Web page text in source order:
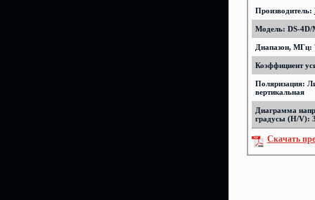
Производитель:
Модель: DS-
Диапазон, МГц:
Коэффициент
Поляризация:
вертикальная
Диаграмма
градусы (H/V):
Скачать